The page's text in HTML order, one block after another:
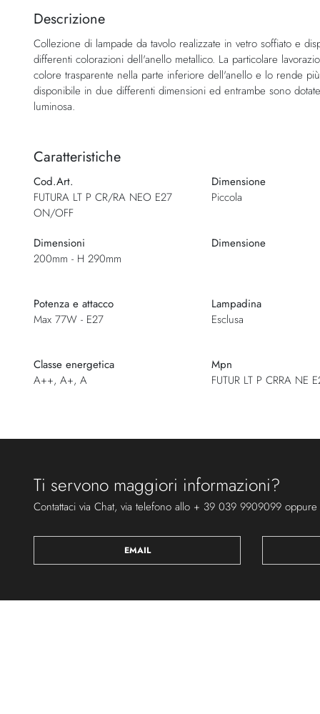
della
di
immagini
Descrizione
Collezione di lampade da tavolo realizzate in vetro soffiato e
differenti colorazioni dell'anello metallico. La particolare
colore trasparente nella parte inferiore dell'anello e lo rende
disponibile in due differenti dimensioni ed entrambe sono
luminosa.
Caratteristiche
Cod.Art.
FUTURA LT P CR/RA NEO E27
ON/OFF
Dimensione
Piccola
Dimensioni
200mm - H 290mm
Dimensione
Potenza e attacco
Max 77W - E27
Lampadina
Esclusa
Classe energetica
A++, A+, A
Mpn
FUTUR LT P CRRA NE
Ti servono maggiori informazioni?
Contattaci via Chat, via telefono allo + 39 039 9909099
EMAIL